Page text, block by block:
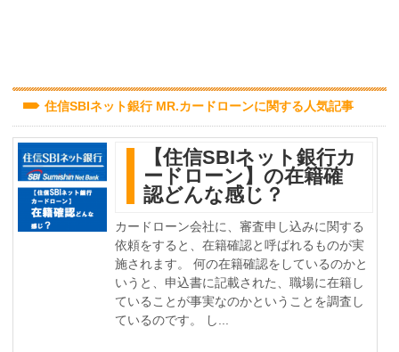
住信SBIネット銀行 MR.カードローンに関する人気記事
【住信SBIネット銀行カ
ードローン】の在籍確
認どんな感じ？
カードローン会社に、審査申し込みに関する
依頼をすると、在籍確認と呼ばれるものが実
施されます。 何の在籍確認をしているのかと
いうと、申込書に記載された、職場に在籍し
ていることが事実なのかということを調査し
ているのです。 し...